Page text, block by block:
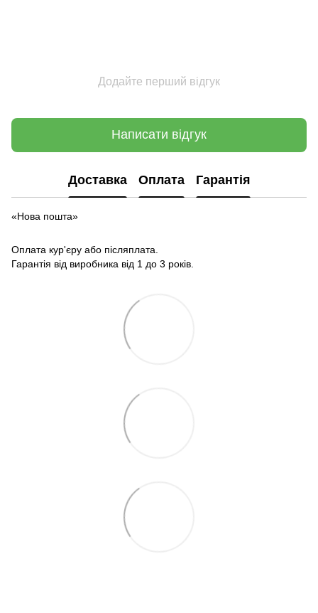
Додайте перший відгук
Написати відгук
Доставка Оплата Гарантія
«Нова пошта»
Оплата кур'єру або післяплата.
Гарантія від виробника від 1 до 3 років.